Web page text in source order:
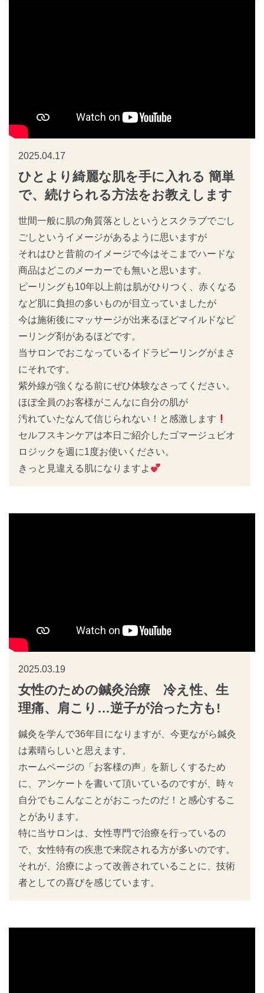
2025.04.17
ひとより綺麗な肌を手に入れる 簡単
で、続けられる方法をお教えします
世間一般に肌の角質落としというとスクラブでごし
ごしというイメージがあるように思いますが
それはひと昔前のイメージで今はそこまでハードな
商品はどこのメーカーでも無いと思います。
ピーリングも10年以上前は肌がひりつく、赤くなる
など肌に負担の多いものが目立っていましたが
今は施術後にマッサージが出来るほどマイルドなピ
ーリング剤があるほどです。
当サロンでおこなっているイドラピーリングがまさ
にそれです。
紫外線が強くなる前にぜひ体験なさってください。
ほぼ全員のお客様がこんなに自分の肌が
汚れていたなんて信じられない！と感激します
セルフスキンケアは本日ご紹介したゴマージュビオ
ロジックを週に1度お使いください。
きっと見違える肌になりますよ
2025.03.19
女性のための鍼灸治療 冷え性、生
理痛、肩こり…逆子が治った方も!
鍼灸を学んで36年目になりますが、今更ながら鍼灸
は素晴らしいと思えます。
ホームページの「お客様の声」を新しくするため
に、アンケートを書いて頂いているのですが、時々
自分でもこんなことがおこったのだ！と感心するこ
とがあります。
特に当サロンは、女性専門で治療を行っているの
で、女性特有の疾患で来院される方が多いのです。
それが、治療によって改善されていることに、技術
者としての喜びを感じています。